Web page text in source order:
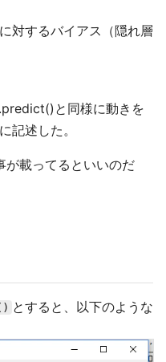
対するバイアス（隠れ層
と同様に動きを
記述した。
が載ってるといいのだ
とすると、以下のような